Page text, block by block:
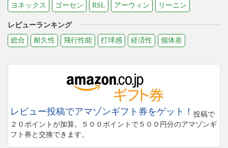
ヨネックス
ゴーセン RSL アーウィン リーニン
レビューランキング
総合
耐久性 飛行性能 打球感 経済性 個体差
レビュー投稿でアマゾンギフト券をゲット！ 投稿で
２０ポイントが加算。５００ポイントで５００円分のアマゾンギ
フト券と交換できます。